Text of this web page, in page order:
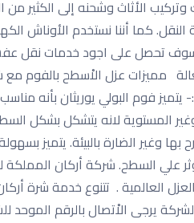
وتركيب الأثاث وشحنه إلى
كما أننا نستخدم الأوناش
سوف تحصل على اجود خدمات نقل
بالرياض 0533334179 مع أفضل العالة
فوم البولي يوريثان بأنه
المستوية لانه يتشكل بشكل
بها وغير الضارة بالبيئة. يتميز
علي السطح. شركة أركان
العالمية . تتنوع خدمة شرة
الاْتصال بالرقم الموحد للشركة